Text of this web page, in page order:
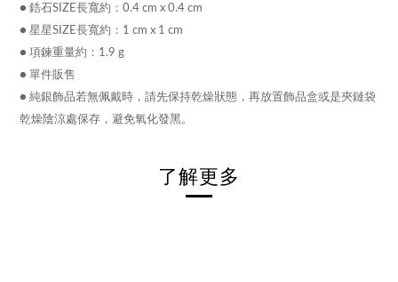
● 鋯石SIZE長寬約：0.4 cm x 0.4 cm
● 星星SIZE長寬約：1 cm x 1 cm
● 項鍊重量約：1.9 g
● 單件販售
● 純銀飾品若無佩戴時，請先保持乾燥狀態，再放置飾品盒或是夾鏈袋
乾燥陰涼處保存，避免氧化發黑。
了解更多